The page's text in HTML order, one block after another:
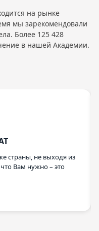
на рынке
мы зарекомендовали
Более 125 428
в нашей Академии.
страны, не выходя из
Вам нужно – это